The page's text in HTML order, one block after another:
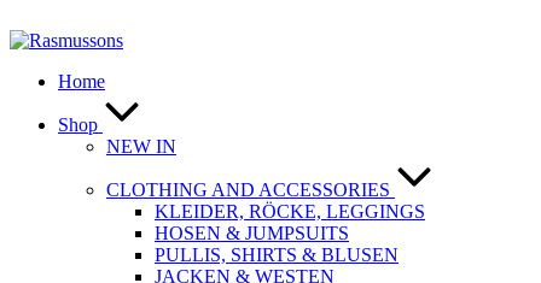
Inhalt
Home
Shop
NEW IN
CLOTHING AND ACCESSORIES
KLEIDER, RÖCKE, LEGGINGS
HOSEN & JUMPSUITS
PULLIS, SHIRTS & BLUSEN
JACKEN & WESTEN